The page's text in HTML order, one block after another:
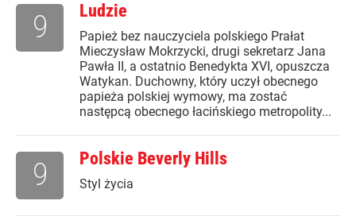
Ludzie
Papież bez nauczyciela polskiego Prałat
Mieczysław Mokrzycki, drugi sekretarz Jana
Pawła II, a ostatnio Benedykta XVI, opuszcza
Watykan. Duchowny, który uczył obecnego
papieża polskiej wymowy, ma zostać
następcą obecnego łacińskiego metropolity...
9
Polskie Beverly Hills
Styl życia
9